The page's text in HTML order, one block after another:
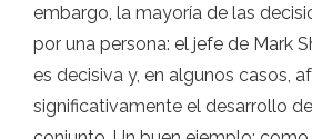
embargo, la mayoría de las
por una persona: el jefe de Mark
es decisiva y, en algunos casos,
significativamente el desarrollo